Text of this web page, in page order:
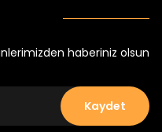
haberiniz olsun
Kaydet